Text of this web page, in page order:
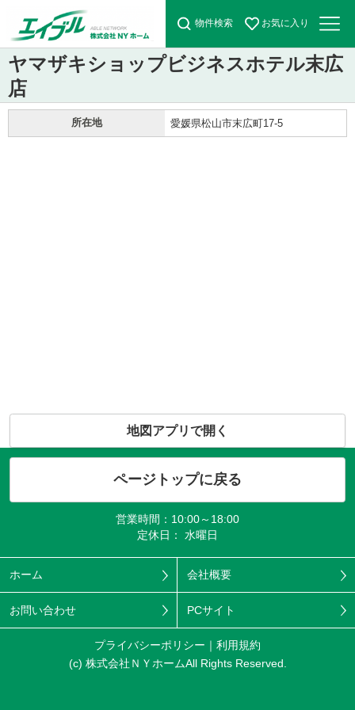
物件検索 お気に入り
ヤマザキショップビジネスホテル末広
店
所在地 愛媛県松山市末広町17-5
地図アプリで開く
ページトップに戻る
営業時間：10:00～18:00
定休日： 水曜日
ホーム 会社概要
お問い合わせ PCサイト
プライバシーポリシー
利用規約
(c) 株式会社ＮＹホームAll Rights Reserved.